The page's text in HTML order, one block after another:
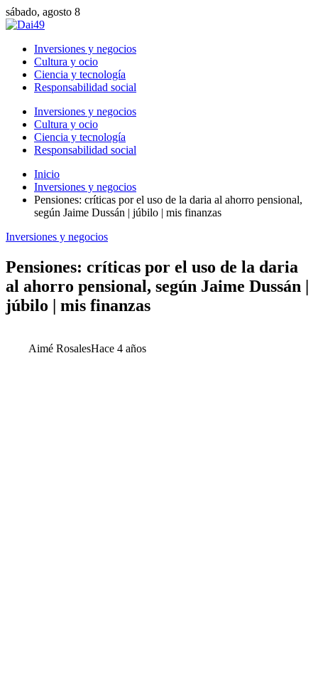
sábado, agosto 8
Inversiones y negocios
Cultura y ocio
Ciencia y tecnología
Responsabilidad social
Inversiones y negocios
Cultura y ocio
Ciencia y tecnología
Responsabilidad social
Inicio
Inversiones y negocios
Pensiones: críticas por el uso de la daria al ahorro pensional,
según Jaime Dussán | júbilo | mis finanzas
Inversiones y negocios
Pensiones: críticas por el uso de la daria
al ahorro pensional, según Jaime Dussán |
júbilo | mis finanzas
Aimé RosalesHace 4 años